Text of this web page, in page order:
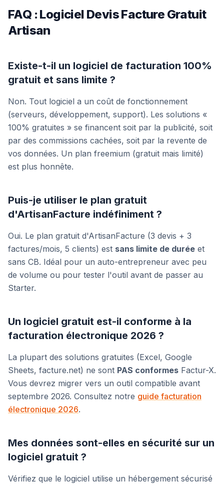
FAQ : Logiciel Devis Facture Gratuit
Artisan
Existe-t-il un logiciel de facturation 100%
gratuit et sans limite ?
Non. Tout logiciel a un coût de fonctionnement
(serveurs, développement, support). Les solutions «
100% gratuites » se financent soit par la publicité, soit
par des commissions cachées, soit par la revente de
vos données. Un plan freemium (gratuit mais limité)
est plus honnête.
Puis-je utiliser le plan gratuit
d'ArtisanFacture indéfiniment ?
Oui. Le plan gratuit d'ArtisanFacture (3 devis + 3
factures/mois, 5 clients) est sans limite de durée et
sans CB. Idéal pour un auto-entrepreneur avec peu
de volume ou pour tester l'outil avant de passer au
Starter.
Un logiciel gratuit est-il conforme à la
facturation électronique 2026 ?
La plupart des solutions gratuites (Excel, Google
Sheets, facture.net) ne sont PAS conformes Factur-X.
Vous devrez migrer vers un outil compatible avant
septembre 2026. Consultez notre guide facturation
électronique 2026.
Mes données sont-elles en sécurité sur un
logiciel gratuit ?
Vérifiez que le logiciel utilise un hébergement sécurisé